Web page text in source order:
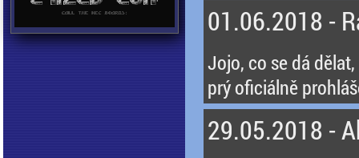
01.06.2018 -
Jojo, co se dá
prý oficiálně
29.05.2018 -